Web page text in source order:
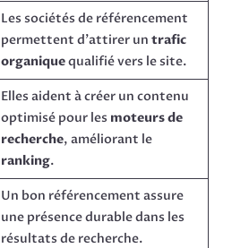
Les sociétés de référencement
permettent d’attirer un trafic
organiquequalifié vers le site.
Elles aident à créer un contenu
optimisé pour les moteurs de
recherche, améliorant le
ranking.
Un bon référencement assure
une présence durable dans les
résultats de recherche.